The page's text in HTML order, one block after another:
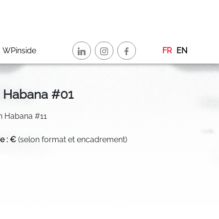
WPinside FR EN
#01
Habana #11
: € (selon format et encadrement)